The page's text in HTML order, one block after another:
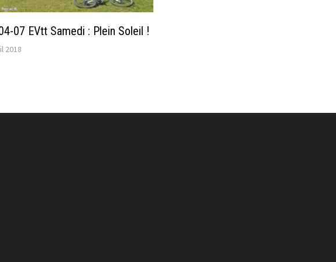
07 EVtt Samedi : Plein Soleil !
2018